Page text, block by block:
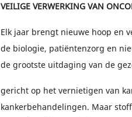
VEILIGE VERWERKING VAN
Elk jaar brengt nieuwe hoop en
de biologie, patiëntenzorg en
de grootste uitdaging van de
gericht op het vernietigen van
kankerbehandelingen. Maar